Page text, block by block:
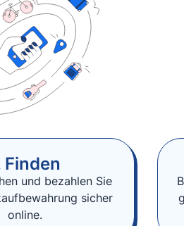
Finden
und bezahlen Sie
sicher
online.